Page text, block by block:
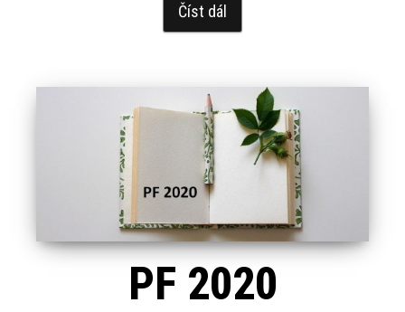
Číst dál
PF 2020